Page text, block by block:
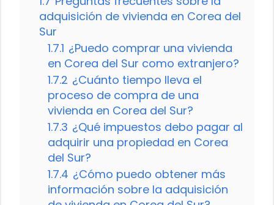
adquisición de vivienda en Corea del
Sur
1.7.1 ¿Puedo comprar una vivienda
en Corea del Sur como extranjero?
1.7.2 ¿Cuánto tiempo lleva el
proceso de compra de una
vivienda en Corea del Sur?
1.7.3 ¿Qué impuestos debo pagar al
adquirir una propiedad en Corea
del Sur?
1.7.4 ¿Cómo puedo obtener más
información sobre la adquisición